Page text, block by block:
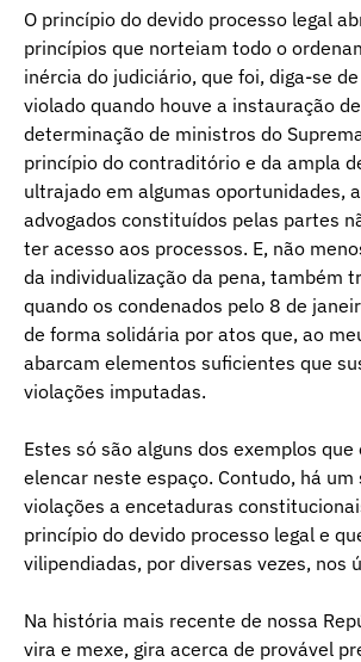
O princípio do devido processo legal
princípios que norteiam todo o
inércia do judiciário, que foi, diga-se
violado quando houve a instauração
determinação de ministros do
princípio do contraditório e da ampla
ultrajado em algumas oportunidades,
advogados constituídos pelas partes
ter acesso aos processos. E, não
da individualização da pena, também
quando os condenados pelo 8 de
de forma solidária por atos que, ao
abarcam elementos suficientes que
violações imputadas.
Estes só são alguns dos exemplos que
elencar neste espaço. Contudo, há
violações a encetaduras
princípio do devido processo legal e
vilipendiadas, por diversas vezes, nos
Na história mais recente de nossa
vira e mexe, gira acerca de provável